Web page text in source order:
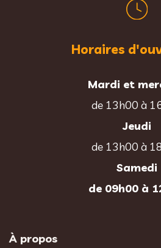
Horaires
Mardi et
de 13h00 à
Jeudi
de 13h00 à
Samedi
de 09h00 à
À propos